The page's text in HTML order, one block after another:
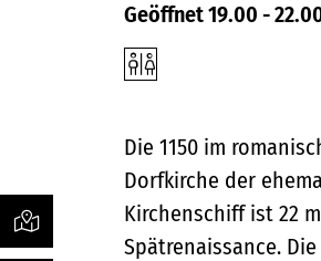
Geöffnet 19.00 -
Die 1150 im
Dorfkirche der
Kirchenschiff ist 22
Spätrenaissance.
Veranstaltungsorte